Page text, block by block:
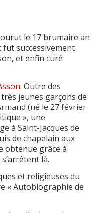
le 17 brumaire an
fut successivement
et enfin curé
. Outre des
jeunes garçons de
(né le 27 février
», une
à Saint-Jacques de
de chapelain aux
obtenue grâce à
là.
et religieuses du
« Autobiographie de